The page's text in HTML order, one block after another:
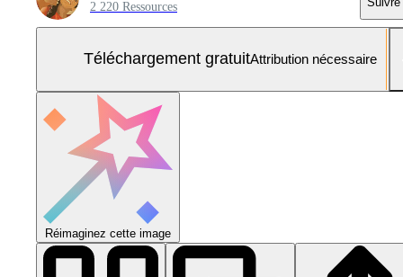
2 220 Ressources
Téléchargement gratuitAttribution nécessaire
Réimaginez cette image